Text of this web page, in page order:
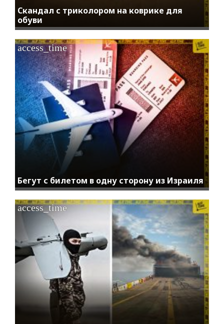
Скандал с триколором на коврике для
обуви
Бегут с билетом в одну сторону из Израиля
access_time
access_time